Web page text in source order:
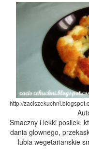
http://
Smaczny i lekki posilek,
dania glownego,
lubia wegetarianskie